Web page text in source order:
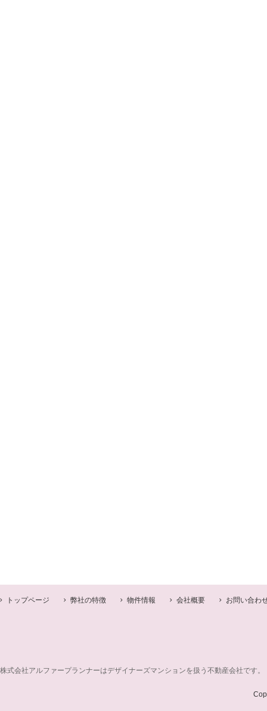
トップページ 弊社の特徴 物件情報 会社概要 お問い合わ
株式会社アルファープランナーはデザイナーズマンションを扱う不動産会社です。